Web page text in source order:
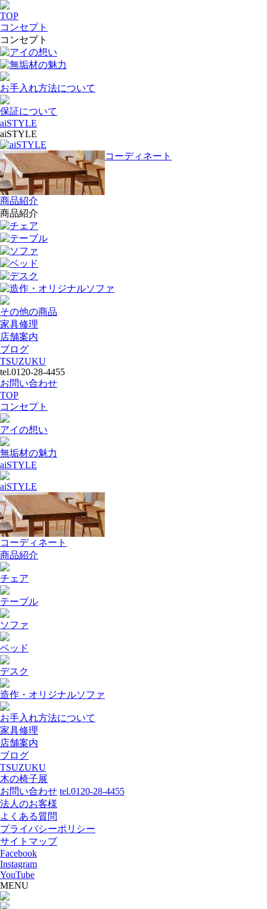
TOP
コンセプト
コンセプト
アイの想い
無垢材の魅力
お手入れ方法について
保証について
aiSTYLE
aiSTYLE
aiSTYLE
コーディネート
商品紹介
商品紹介
チェア
テーブル
ソファ
ベッド
デスク
造作・オリジナルソファ
その他の商品
家具修理
店舗案内
ブログ
TSUZUKU
tel.0120-28-4455
お問い合わせ
TOP
コンセプト
アイの想い
無垢材の魅力
aiSTYLE
aiSTYLE
コーディネート
商品紹介
チェア
テーブル
ソファ
ベッド
デスク
造作・オリジナルソファ
お手入れ方法について
家具修理
店舗案内
ブログ
TSUZUKU
木の椅子展
お問い合わせ tel.0120-28-4455
法人のお客様
よくある質問
プライバシーポリシー
サイトマップ
Facebook
Instagram
YouTube
MENU